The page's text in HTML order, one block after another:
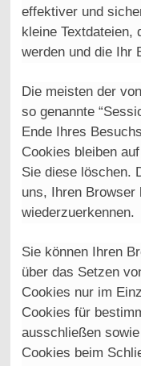
effektiver und
kleine Textdateien,
werden und die Ihr
Die meisten der
so genannte
Ende Ihres
Cookies bleiben
Sie diese löschen.
uns, Ihren Browser
wiederzuerkennen.
Sie können Ihren
über das Setzen
Cookies nur im
Cookies für
ausschließen
Cookies beim